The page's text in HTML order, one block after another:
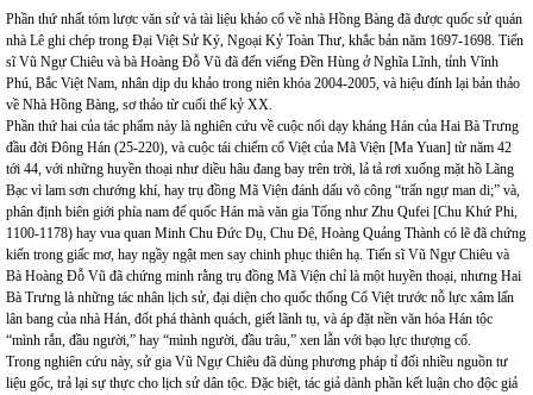
Phần thứ nhất tóm lược văn sử và tài liệu khảo cổ về nhà Hồng Bàng đã được quốc sử quán
nhà Lê ghi chép trong Đại Việt Sử Ký, Ngoại Kỷ Toàn Thư, khắc bản năm 1697-1698. Tiến
sĩ Vũ Ngự Chiêu và bà Hoàng Đỗ Vũ đã đến viếng Đền Hùng ở Nghĩa Lĩnh, tỉnh Vĩnh
Phú, Bắc Việt Nam, nhân dịp du khảo trong niên khóa 2004-2005, và hiệu đính lại bản thảo
về Nhà Hồng Bàng, sơ thảo từ cuối thế kỷ XX.
Phần thứ hai của tác phẩm này là nghiên cứu về cuộc nổi dạy kháng Hán của Hai Bà Trưng
đầu đời Đông Hán (25-220), và cuộc tái chiếm cổ Việt của Mã Viện [Ma Yuan] từ năm 42
tới 44, với những huyền thoại như diều hâu đang bay trên trời, lả tả rơi xuống mặt hồ Lãng
Bạc vì lam sơn chướng khí, hay trụ đồng Mã Viện đánh dấu võ công “trấn ngự man di;” và,
phân định biên giới phía nam đế quốc Hán mà văn gia Tống như Zhu Qufei [Chu Khứ Phi,
1100-1178) hay vua quan Minh Chu Đức Dụ, Chu Đệ, Hoàng Quảng Thành có lẽ đã chứng
kiến trong giấc mơ, hay ngầy ngật men say chinh phục thiên hạ. Tiến sĩ Vũ Ngự Chiêu và
Bà Hoàng Đỗ Vũ đã chứng minh rằng trụ đồng Mã Viện chỉ là một huyền thoại, nhưng Hai
Bà Trưng là những tác nhân lịch sử, đại diện cho quốc thống Cổ Việt trước nỗ lực xâm lấn
lân bang của nhà Hán, đốt phá thành quách, giết lãnh tụ, và áp đặt nền văn hóa Hán tộc
“mình rắn, đầu người,” hay “mình người, đầu trâu,” xen lẫn với bạo lực thượng cổ.
Trong nghiên cứu này, sử gia Vũ Ngự Chiêu đã dùng phương pháp tỉ đối nhiều nguồn tư
liệu gốc, trả lại sự thực cho lịch sử dân tộc. Đặc biệt, tác giả dành phần kết luận cho độc giả